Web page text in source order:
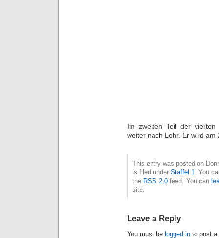
Im zweiten Teil der
weiter nach Lohr. Er wird
This entry was posted on
is filed underStaffel 1
. You
the RSS 2.0feed. You can
site.
Leave a Reply
You must be logged in to post a